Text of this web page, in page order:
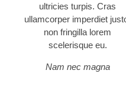
ultricies turpis. Cras
ullamcorper imperdiet
non fringilla lorem
scelerisque eu.
Nam nec magna